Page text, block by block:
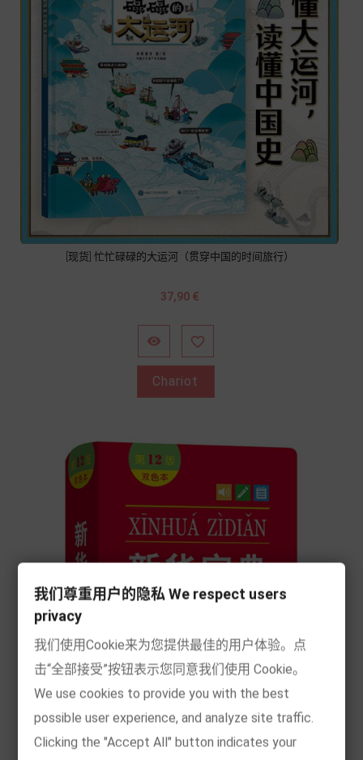
[现货] 忙忙碌碌的大运河（贯穿中国的时间旅行）
Prix
37,90 €
 
Chariot
我们尊重用户的隐私 We respect users
privacy
我们使用Cookie来为您提供最佳的用户体验。点
击“全部接受”按钮表示您同意我们使用 Cookie。
We use cookies to provide you with the best
possible user experience, and analyze site traffic.
Clicking the "Accept All" button indicates your